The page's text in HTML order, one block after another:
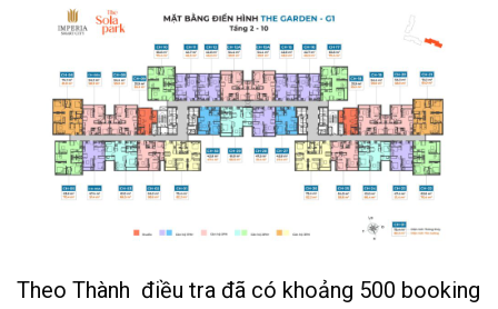
Theo Thành điều tra đã có khoảng 500 booking